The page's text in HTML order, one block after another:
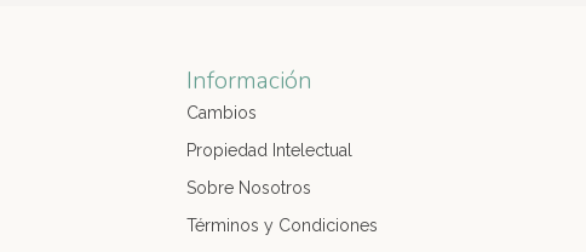
Información
Cambios
Propiedad Intelectual
Sobre Nosotros
Términos y Condiciones